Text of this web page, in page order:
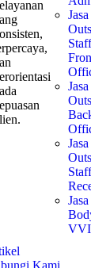
Jasa
Staff
Jasa
Jasa
Staff
Jasa
Kami